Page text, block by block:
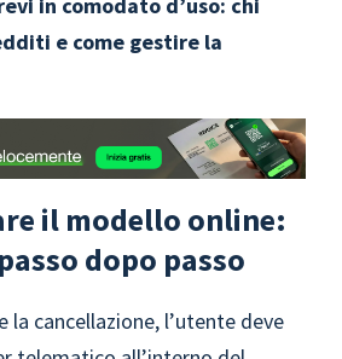
e come gestire la
il modello online:
dopo passo
la cancellazione, l’utente deve